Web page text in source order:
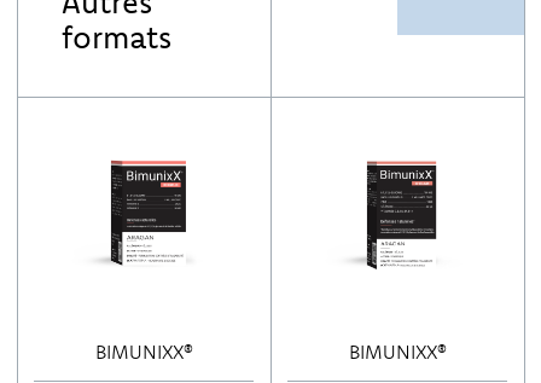
formats
BIMUNIXX® BIMUNIXX®